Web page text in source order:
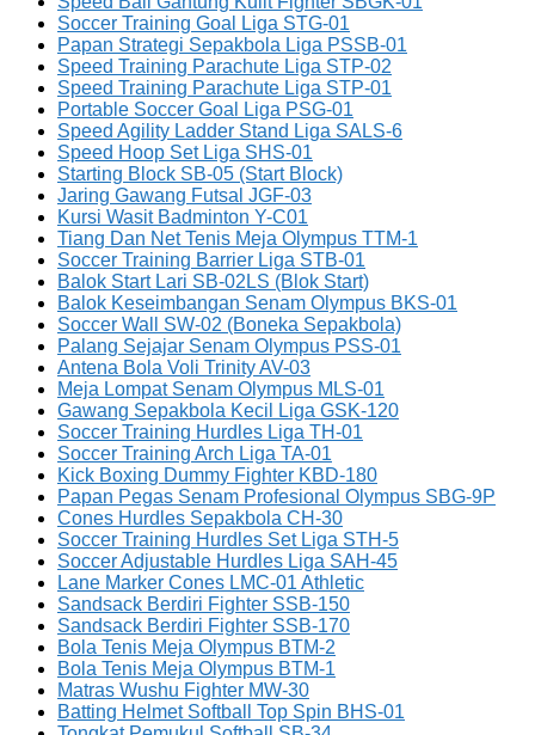
Soccer Training Goal Liga STG-01
Papan Strategi Sepakbola Liga PSSB-01
Speed Training Parachute Liga STP-02
Speed Training Parachute Liga STP-01
Portable Soccer Goal Liga PSG-01
Speed Agility Ladder Stand Liga SALS-6
Speed Hoop Set Liga SHS-01
Starting Block SB-05 (Start Block)
Jaring Gawang Futsal JGF-03
Kursi Wasit Badminton Y-C01
Tiang Dan Net Tenis Meja Olympus TTM-1
Soccer Training Barrier Liga STB-01
Balok Start Lari SB-02LS (Blok Start)
Balok Keseimbangan Senam Olympus BKS-01
Soccer Wall SW-02 (Boneka Sepakbola)
Palang Sejajar Senam Olympus PSS-01
Antena Bola Voli Trinity AV-03
Meja Lompat Senam Olympus MLS-01
Gawang Sepakbola Kecil Liga GSK-120
Soccer Training Hurdles Liga TH-01
Soccer Training Arch Liga TA-01
Kick Boxing Dummy Fighter KBD-180
Papan Pegas Senam Profesional Olympus SBG-9P
Cones Hurdles Sepakbola CH-30
Soccer Training Hurdles Set Liga STH-5
Soccer Adjustable Hurdles Liga SAH-45
Lane Marker Cones LMC-01 Athletic
Sandsack Berdiri Fighter SSB-150
Sandsack Berdiri Fighter SSB-170
Bola Tenis Meja Olympus BTM-2
Bola Tenis Meja Olympus BTM-1
Matras Wushu Fighter MW-30
Batting Helmet Softball Top Spin BHS-01